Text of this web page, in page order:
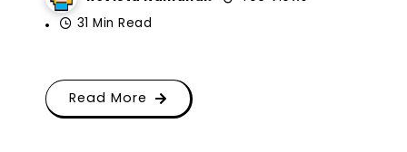
31 Min Read
Read More